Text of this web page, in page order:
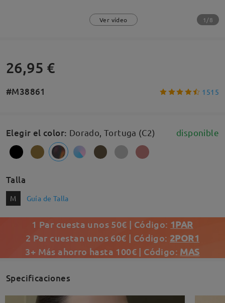
Ver vídeo 1/8
26,95 €
#M38861 1515
Elegir el color: Dorado, Tortuga (C2) disponible
Talla
M Guía de Talla
1 Par cuesta unos 50€ | Código: 1PAR
2 Par cuestan unos 60€ | Código: 2POR1
3+ Más ahorro hasta 100€ | Código: MAS
Specificaciones